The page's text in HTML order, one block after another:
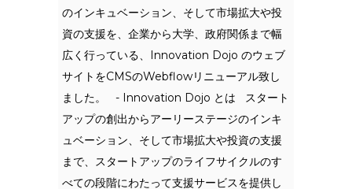
のインキュベーション、そして市場拡大や投
資の支援を、企業から大学、政府関係まで幅
広く行っている、Innovation Dojo のウェブ
サイトをCMSのWebflowリニューアル致し
ました。 - Innovation Dojo とは スタート
アップの創出からアーリーステージのインキ
ュベーション、そして市場拡大や投資の支援
まで、スタートアップのライフサイクルのす
べての段階にわたって支援サービスを提供し